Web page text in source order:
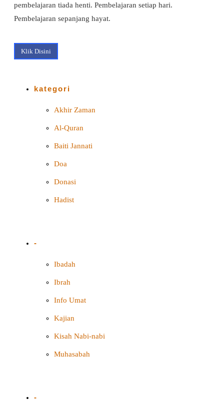
pembelajaran tiada henti. Pembelajaran setiap hari.
Pembelajaran sepanjang hayat.
Klik Disini
kategori
Akhir Zaman
Al-Quran
Baiti Jannati
Doa
Donasi
Hadist
-
Ibadah
Ibrah
Info Umat
Kajian
Kisah Nabi-nabi
Muhasabah
-